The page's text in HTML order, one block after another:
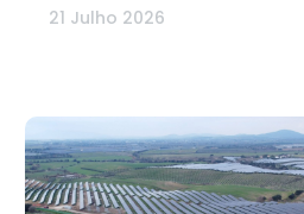
21 Julho 2026